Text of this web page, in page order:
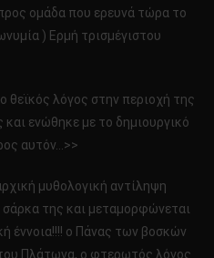
ομάδα που ερευνά τώρα το
) Ερμή τρισμέγιστου
θεϊκός λόγος στην περιοχή της
ενώθηκε με το δημιουργικό
αυτόν…>>
μυθολογική αντίληψη
σάρκα της και μεταμορφώνεται
έννοια!!!! ο Πάνας των βοσκών
Πλάτωνα, ο φτερωτός λόγος